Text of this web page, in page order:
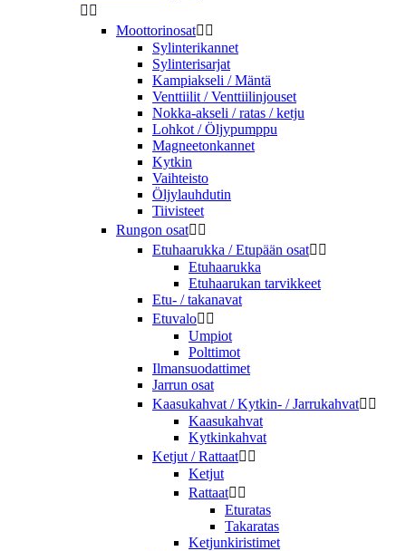
 
Moottorinosat 
Sylinterikannet
Sylinterisarjat
Kampiakseli / Mäntä
Venttiilit / Venttiilinjouset
Nokka-akseli / ratas / ketju
Lohkot / Öljypumppu
Magneetonkannet
Kytkin
Vaihteisto
Öljylauhdutin
Tiivisteet
Rungon osat 
Etuhaarukka / Etupään osat 
Etuhaarukka
Etuhaarukan tarvikkeet
Etu- / takanavat
Etuvalo 
Umpiot
Polttimot
Ilmansuodattimet
Jarrun osat
Kaasukahvat / Kytkin- / Jarrukahvat 
Kaasukahvat
Kytkinkahvat
Ketjut / Rattaat 
Ketjut
Rattaat 
Eturatas
Takaratas
Ketjunkiristimet